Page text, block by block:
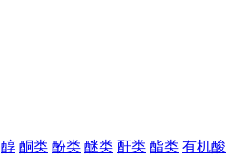
醇 酮类 酚类 醚类 酐类 酯类 有机酸